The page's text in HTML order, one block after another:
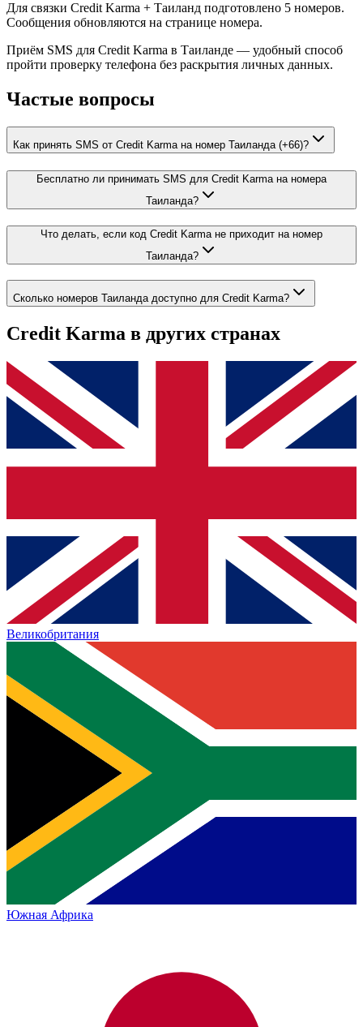
Для связки Credit Karma + Таиланд подготовлено 5 номеров.
Сообщения обновляются на странице номера.
Приём SMS для Credit Karma в Таиланде — удобный способ
пройти проверку телефона без раскрытия личных данных.
Частые вопросы
Как принять SMS от Credit Karma на номер Таиланда (+66)?
Бесплатно ли принимать SMS для Credit Karma на номера
Таиланда?
Что делать, если код Credit Karma не приходит на номер
Таиланда?
Сколько номеров Таиланда доступно для Credit Karma?
Credit Karma в других странах
Великобритания
Южная Африка